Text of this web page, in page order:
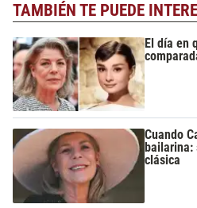
TAMBIÉN TE PUEDE
El día en
Cuando
bailarina:
clásica